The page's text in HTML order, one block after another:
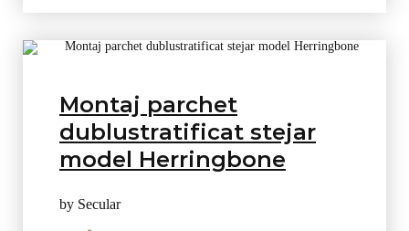
Montaj parchet
dublustratificat stejar
model Herringbone
by Secular